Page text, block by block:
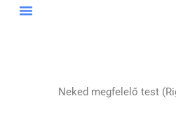
Neked megfelelő test